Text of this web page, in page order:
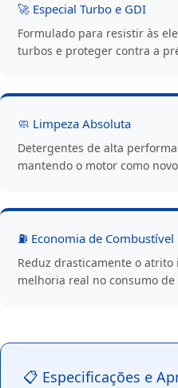
🚀 Especial Turbo e GDI
Formulado para resistir às
turbos e proteger contra a
🧼 Limpeza Absoluta
Detergentes de alta
mantendo o motor como
⛽ Economia de Combustível
Reduz drasticamente o
melhoria real no consumo
📋 Especificações e